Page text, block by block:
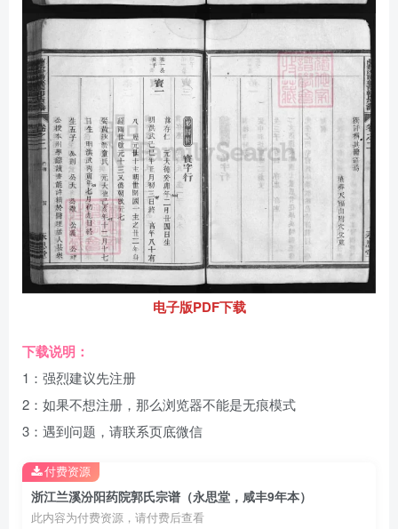
电子版PDF下载
下载说明：
1：强烈建议先注册
2：如果不想注册，那么浏览器不能是无痕模式
3：遇到问题，请联系页底微信
浙江兰溪汾阳药院郭氏宗谱（永思堂，咸丰9年本）
此内容为付费资源，请付费后查看
付费资源